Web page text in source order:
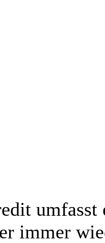
umfasst
immer